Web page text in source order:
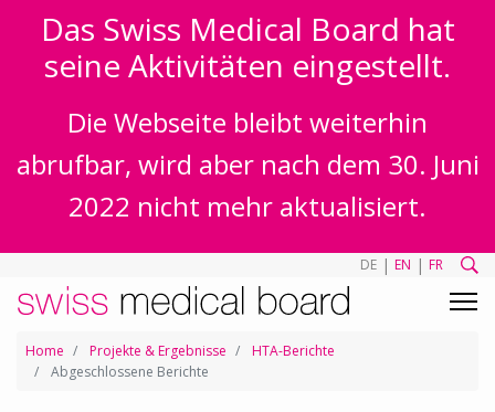
Das Swiss Medical Board hat
seine Aktivitäten eingestellt.
Die Webseite bleibt weiterhin
abrufbar, wird aber nach dem 30. Juni
2022 nicht mehr aktualisiert.
DE | EN | FR
Home Projekte & Ergebnisse
HTA-Berichte
Abgeschlossene Berichte